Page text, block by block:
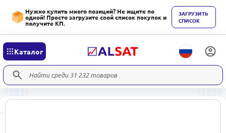
Нужно купить много позиций? Не ищите по
одной! Просто загрузите свой список покупок и
получите КП.
ЗАГРУЗИТЬ
СПИСОК
Каталог